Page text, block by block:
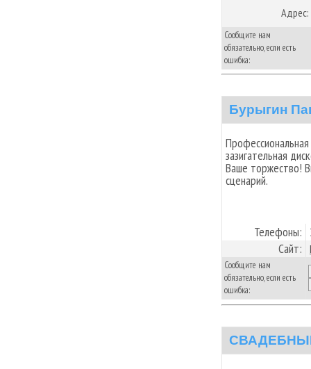
Адрес:
Сообщите нам
обязательно, если есть
ошибка:
Бурыгин
зазигательная
Ваше торжество!
сценарий.
Телефоны:
Сайт:
Сообщите нам
обязательно, если есть
ошибка: